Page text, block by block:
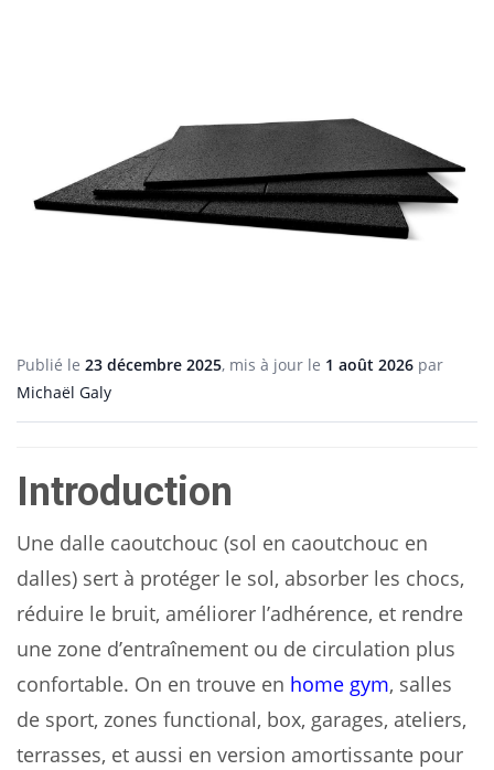
Publié le 23 décembre 2025, mis à jour le 1 août 2026 par
Michaël Galy
Introduction
Une dalle caoutchouc (sol en caoutchouc en
dalles) sert à protéger le sol, absorber les chocs,
réduire le bruit, améliorer l’adhérence, et rendre
une zone d’entraînement ou de circulation plus
confortable. On en trouve en home gym, salles
de sport, zones functional, box, garages, ateliers,
terrasses, et aussi en version amortissante pour